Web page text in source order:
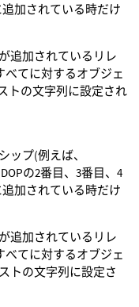
加されている時だけ
追加されているリレ
べてに対するオブジェ
トの文字列に設定され
ップ(例えば、
の2番目、3番目、4
加されている時だけ
追加されているリレ
べてに対するオブジェ
トの文字列に設定さ